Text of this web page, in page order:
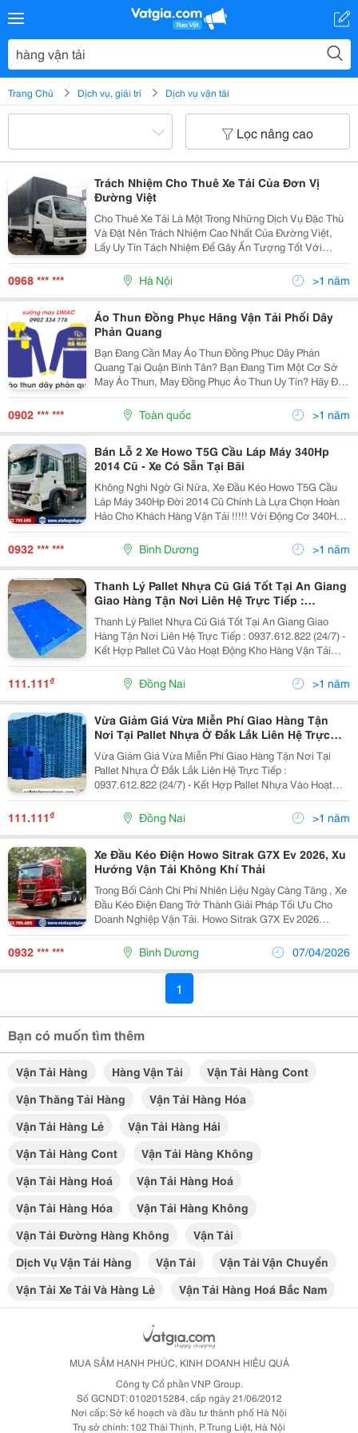
Trang Chủ Dịch vụ, giải trí Dịch vụ vận tải
Lọc nâng cao
Trách Nhiệm Cho Thuê Xe Tải Của Đơn Vị
Đường Việt
Cho Thuê Xe Tải Là Một Trong Những Dịch Vụ Đặc Thù
Và Đặt Nên Trách Nhiệm Cao Nhất Của Đường Việt,
Lấy Uy Tín Tách Nhiệm Để Gây Ấn Tượng Tốt Với
Khách Hàng Vận Tải Đường Việt Có Đội Ngũ Nhân Viên
Lái Xe Chuyên Nghiệp Và Có Nhiều Năm Kinh Nghiệm
0968 *** *** Hà Nội >1 năm
Áo Thun Đồng Phục Hãng Vận Tải Phối Dây
Phản Quang
Bạn Đang Cần May Áo Thun Đồng Phục Dây Phản
Quang Tại Quận Bình Tân? Bạn Đang Tìm Một Cơ Sở
May Áo Thun, May Đồng Phục Áo Thun Uy Tín? Hãy Đến
Với Đồng Phục Limac, Chúng Tôi Là Công Ty Chuyên
May Đồng Phục Quận Bình Tân Có Uy Tín, Chất Lượng
Và Giá...
0902 *** *** Toàn quốc >1 năm
Bán Lỗ 2 Xe Howo T5G Cầu Láp Máy 340Hp
2014 Cũ - Xe Có Sẵn Tại Bãi
Không Nghi Ngờ Gì Nữa, Xe Đầu Kéo Howo T5G Cầu
Láp Máy 340Hp Đời 2014 Cũ Chính Là Lựa Chọn Hoàn
Hảo Cho Khách Hàng Vận Tải !!!!! Với Động Cơ 340Hp,
T Hiết Kế Cabin Rộng Rãi, Tiện Nghi Cùng Hệ Thống
Phanh An Toàn, &Hellip;X E Đảm Bảo Khả Năng Vận
Hành...
0932 *** *** Bình Dương >1 năm
Thanh Lý Pallet Nhựa Cũ Giá Tốt Tại An Giang
Giao Hàng Tận Nơi Liên Hệ Trực Tiếp :
0937.612.822 (24/7)
Thanh Lý Pallet Nhựa Cũ Giá Tốt Tại An Giang Giao
Hàng Tận Nơi Liên Hệ Trực Tiếp : 0937.612.822 (24/7) -
Kết Hợp Pallet Cũ Vào Hoạt Động Kho Hàng Vận Tải
Hàng Hoá Của Bạn Có Thể Mang Lại Một Số Lợi Ích Tài
Chính: - Bạn Đang Tìm Pallet Nhựa Cũ :...
111.111₫ Đồng Nai >1 năm
Vừa Giảm Giá Vừa Miễn Phí Giao Hàng Tận
Nơi Tại Pallet Nhựa Ở Đắk Lắk Liên Hệ Trực
Tiếp : 0937.612.822 (24/7)
Vừa Giảm Giá Vừa Miễn Phí Giao Hàng Tận Nơi Tại
Pallet Nhựa Ở Đắk Lắk Liên Hệ Trực Tiếp :
0937.612.822 (24/7) - Kết Hợp Pallet Nhựa Vào Hoạt
Động Kho Hàng Vận Tải Hàng Hoá Của Bạn Có Thể
Mang Lại Một Số Lợi Ích Tài Chính Cho Mình : - Bạn
Đang...
111.111₫ Đồng Nai >1 năm
Xe Đầu Kéo Điện Howo Sitrak G7X Ev 2026, Xu
Hướng Vận Tải Không Khí Thải
Trong Bối Cảnh Chi Phí Nhiên Liệu Ngày Càng Tăng , Xe
Đầu Kéo Điện Đang Trở Thành Giải Pháp Tối Ưu Cho
Doanh Nghiệp Vận Tải. Howo Sitrak G7X Ev 2026
&Ndash; Dòng Xe Đầu Kéo Điện Thế Hệ Mới, Chạy
Bằng Điện, Tiết Kiệm Chi Phí Vận Hành, Thân Thiện
0932 *** *** Bình Dương 07/04/2026
1
Bạn có muốn tìm thêm
Vận Tải Hàng Hàng Vận Tải
Vận Tải Hàng Cont
Vận Thăng Tải Hàng
Vận Tải Hàng Hóa
Vận Tải Hàng Lẻ
Vận Tải Hàng Hải
Vận Tải Hàng Cont
Vận Tải Hàng Không
Vận Tải Hàng Hoá
Vận Tải Hàng Hoá
Vận Tải Hàng Hóa
Vận Tải Hàng Không
Vận Tải Đường Hàng Không
Vận Tải
Dịch Vụ Vận Tải Hàng
Vận Tải
Vận Tải Vận Chuyển
Vận Tải Xe Tải Và Hàng Lẻ
Vận Tải Hàng Hoá Bắc Nam
MUA SẮM HẠNH PHÚC, KINH DOANH HIỆU QUẢ
Công ty Cổ phần VNP Group.
Số GCNDT: 0102015284, cấp ngày 21/06/2012
Nơi cấp: Sở kế hoạch và đầu tư thành phố Hà Nội
Trụ sở chính: 102 Thái Thịnh, P. Trung Liệt, Hà Nội